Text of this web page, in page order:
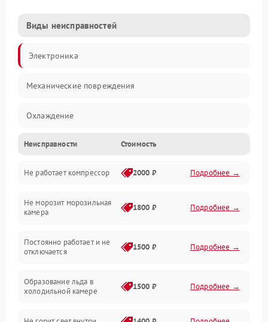
Виды неисправностей
Электроника
Механические повреждения
Охлаждение
Механика
Электропитание
Дренаж
Неисправности Стоимость
Не работает компрессор 2000 ₽ Подробнее →
Не морозит морозильная
камера
1800 ₽ Подробнее →
Постоянно работает и не
отключается
1500 ₽ Подробнее →
Образование льда в
холодильной камере
1500 ₽ Подробнее →